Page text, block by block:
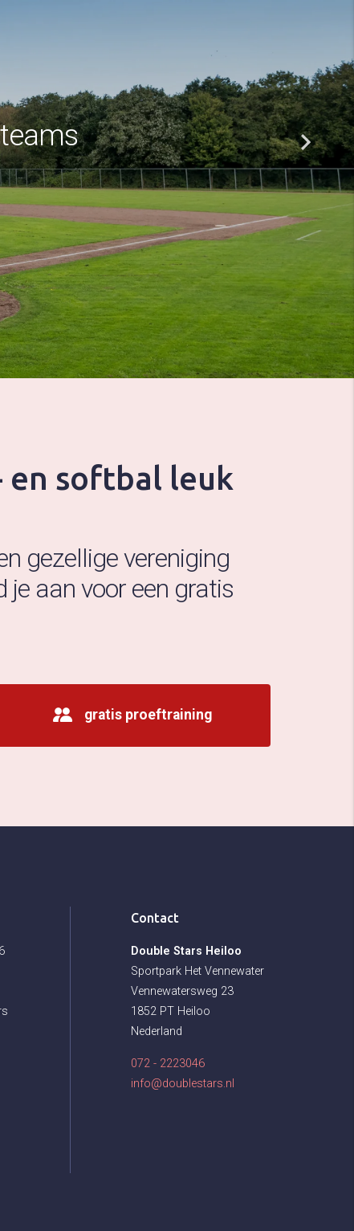
en softbal leuk
gezellige vereniging
aan voor een gratis
gratis proeftraining
Contact
Double Stars Heiloo
Sportpark Het Vennewater
Vennewatersweg 23
1852 PT Heiloo
Nederland
072 - 2223046
info@doublestars.nl